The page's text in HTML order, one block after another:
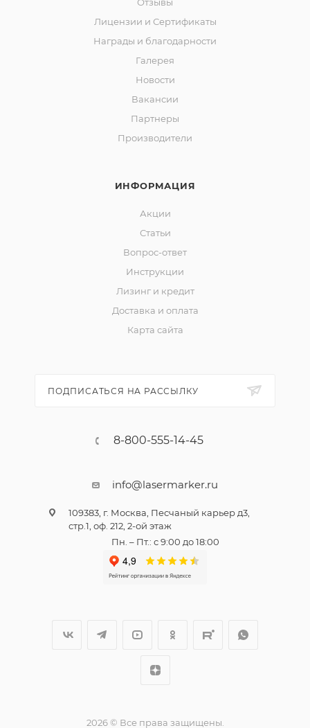
Лицензии и Сертификаты
Награды и благодарности
Галерея
Новости
Вакансии
Партнеры
Производители
ИНФОРМАЦИЯ
Акции
Статьи
Вопрос-ответ
Инструкции
Лизинг и кредит
Доставка и оплата
Карта сайта
ПОДПИСАТЬСЯ НА РАССЫЛКУ
8-800-555-14-45
info@lasermarker.ru
109383, г. Москва, Песчаный карьер д3,
стр.1, оф. 212, 2-ой этаж
Пн. – Пт.: с 9:00 до 18:00
2026 © Все права защищены.